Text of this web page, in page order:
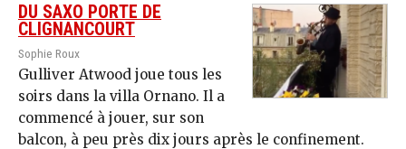
DU SAXO PORTE DE
CLIGNANCOURT
Sophie Roux
Gulliver Atwood joue tous les
soirs dans la villa Ornano. Il a
commencé à jouer, sur son
balcon, à peu près dix jours après le confinement.